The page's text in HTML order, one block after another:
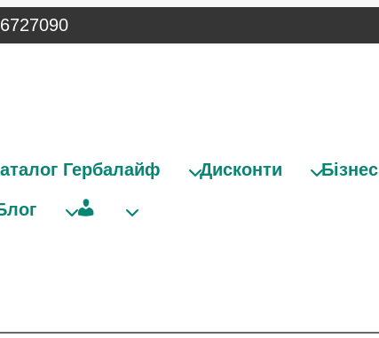
Гербалайф Дисконти Бізнес
Обліковий